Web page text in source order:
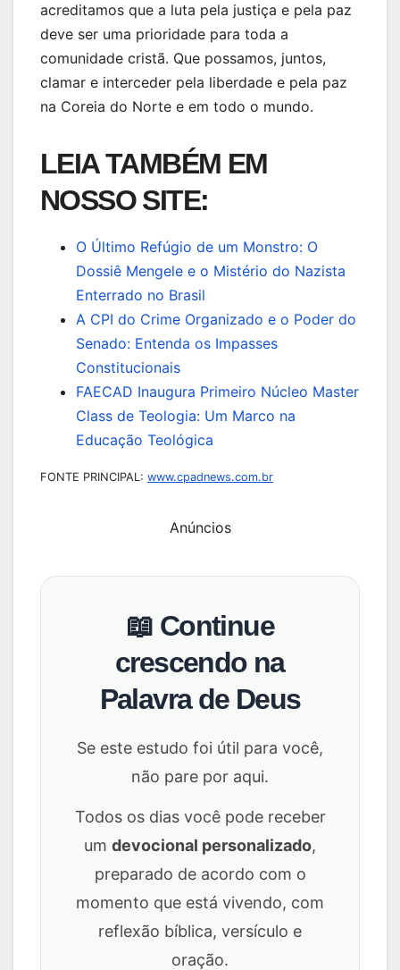
acreditamos que a luta pela justiça e pela paz
deve ser uma prioridade para toda a
comunidade cristã. Que possamos, juntos,
clamar e interceder pela liberdade e pela paz
na Coreia do Norte e em todo o mundo.
LEIA TAMBÉM EM
NOSSO SITE:
O Último Refúgio de um Monstro: O
Dossiê Mengele e o Mistério do Nazista
Enterrado no Brasil
A CPI do Crime Organizado e o Poder do
Senado: Entenda os Impasses
Constitucionais
FAECAD Inaugura Primeiro Núcleo Master
Class de Teologia: Um Marco na
Educação Teológica
FONTE PRINCIPAL: www.cpadnews.com.br
Anúncios
📖 Continue
crescendo na
Palavra de Deus
Se este estudo foi útil para você,
não pare por aqui.
Todos os dias você pode receber
um devocional personalizado,
preparado de acordo com o
momento que está vivendo, com
reflexão bíblica, versículo e
oração.